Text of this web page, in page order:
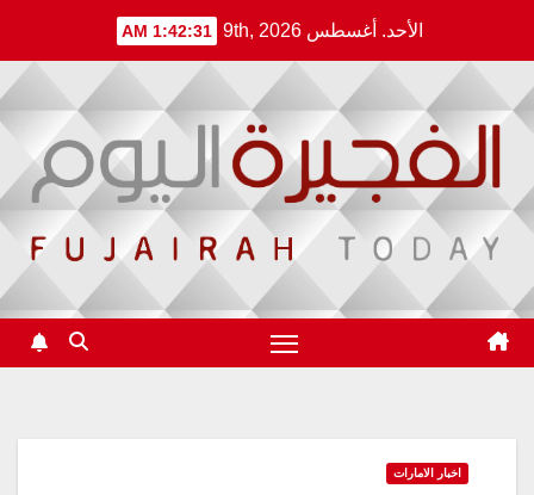
content
الأحد. أغسطس 9th, 2026 1:42:31 AM
اخبار الامارات